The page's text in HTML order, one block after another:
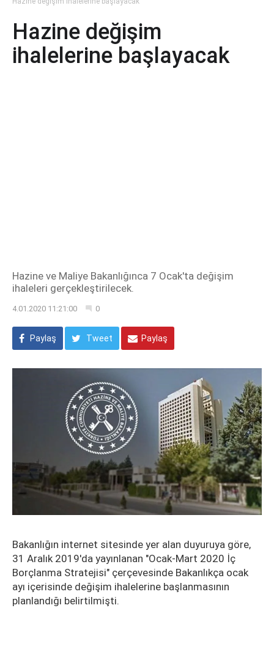
Hazine değişim
ihalelerine başlayacak
Hazine ve Maliye Bakanlığınca 7 Ocak'ta değişim
ihaleleri gerçekleştirilecek.
4.01.2020 11:21:00 0
Paylaş Tweet Paylaş
Bakanlığın internet sitesinde yer alan duyuruya göre,
31 Aralık 2019'da yayınlanan "Ocak-Mart 2020 İç
Borçlanma Stratejisi" çerçevesinde Bakanlıkça ocak
ayı içerisinde değişim ihalelerine başlanmasının
planlandığı belirtilmişti.